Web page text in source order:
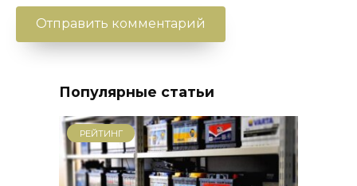
Популярные статьи
РЕЙТИНГ